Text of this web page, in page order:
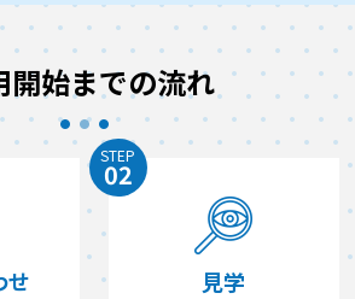
開始までの流れ
せ
STEP
02
見学